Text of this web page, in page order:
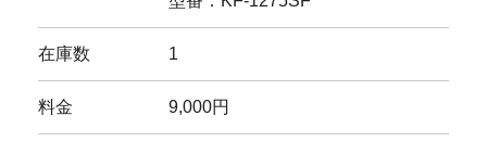
在庫数 1
料金 9,000円